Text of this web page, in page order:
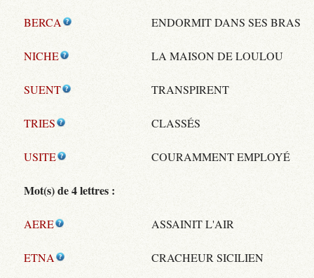
BERCA ENDORMIT DANS SES BRAS
NICHE LA MAISON DE LOULOU
SUENT TRANSPIRENT
TRIES CLASSÉS
USITE COURAMMENT EMPLOYÉ
Mot(s) de 4 lettres :
AERE ASSAINIT L'AIR
ETNA CRACHEUR SICILIEN